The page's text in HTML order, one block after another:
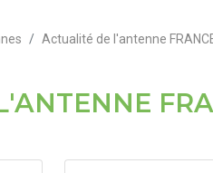
Actualité de l'antenne